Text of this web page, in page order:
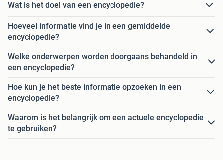
Wat is het doel van een encyclopedie?
Hoeveel informatie vind je in een gemiddelde
encyclopedie?
Welke onderwerpen worden doorgaans behandeld in
een encyclopedie?
Hoe kun je het beste informatie opzoeken in een
encyclopedie?
Waarom is het belangrijk om een actuele encyclopedie
te gebruiken?